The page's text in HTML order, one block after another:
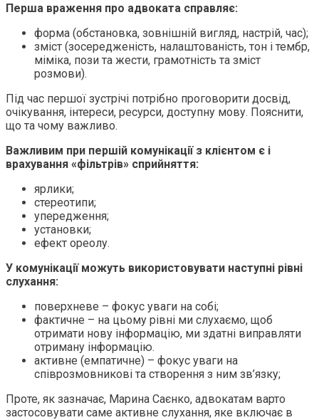
Перша враження про адвоката справляє:
форма (обстановка, зовнішній вигляд, настрій, час);
зміст (зосередженість, налаштованість, тон і тембр,
міміка, пози та жести, грамотність та зміст
розмови).
Під час першої зустрічі потрібно проговорити досвід,
очікування, інтереси, ресурси, доступну мову. Пояснити,
що та чому важливо.
Важливим при першій комунікації з клієнтом є і
врахування «фільтрів» сприйняття:
ярлики;
стереотипи;
упередження;
установки;
ефект ореолу.
У комунікації можуть використовувати наступні рівні
слухання:
поверхневе – фокус уваги на собі;
фактичне – на цьому рівні ми слухаємо, щоб
отримати нову інформацію, ми здатні виправляти
отриману інформацію.
активне (емпатичне) – фокус уваги на
співрозмовникові та створення з ним зв’язку;
Проте, як зазначає, Марина Саєнко, адвокатам варто
застосовувати саме активне слухання, яке включає в